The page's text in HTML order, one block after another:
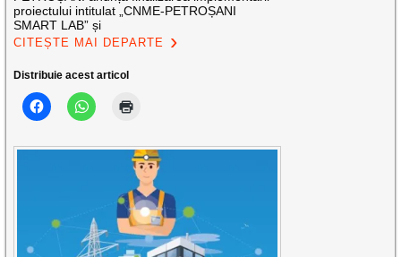
proiectului intitulat „CNME-PETROȘANI
SMART LAB” și
CITEȘTE MAI DEPARTE
Distribuie acest articol